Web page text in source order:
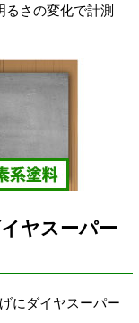
さの変化で計測
ヤスーパー
にダイヤスーパー